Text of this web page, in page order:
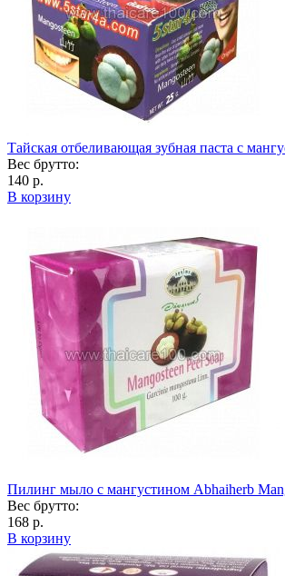
Тайская отбеливающая зубная паста с
Вес брутто:
140 р.
В корзину
Пилинг мыло с мангустином Abhaiherb
Вес брутто:
168 р.
В корзину